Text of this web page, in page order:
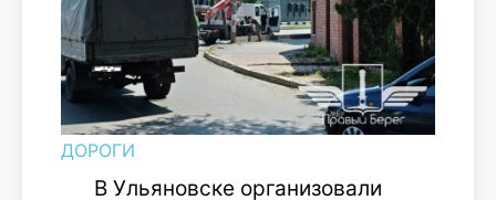
ДОРОГИ
В Ульяновске организовали